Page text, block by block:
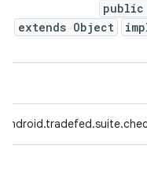
public
extends Object